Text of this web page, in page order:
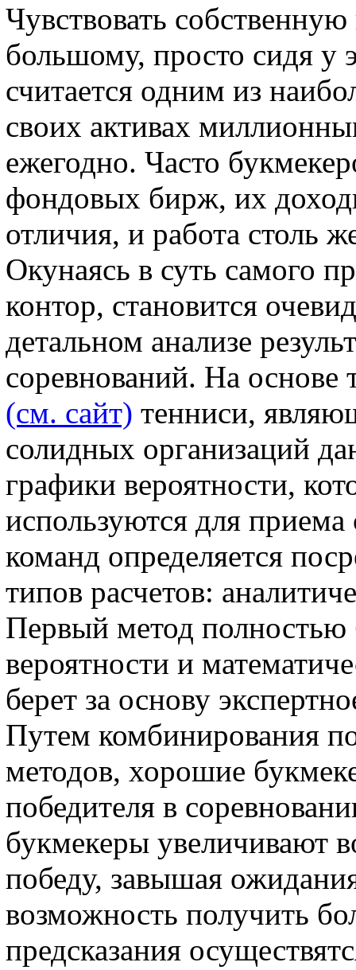
Чувствовать
большому, просто сидя у
считается одним из
своих активах
ежегодно. Часто
фондовых бирж, их
отличия, и работа столь
Окунаясь в суть самого
контор, становится
детальном анализе
соревнований. На основе
(см. сайт) тенниси,
солидных организаций
графики вероятности,
используются для
команд определяется
типов расчетов:
Первый метод полностью
вероятности и
берет за основу
Путем комбинирования
методов, хорошие
победителя в
букмекеры увеличивают
победу, завышая
возможность получить
предсказания